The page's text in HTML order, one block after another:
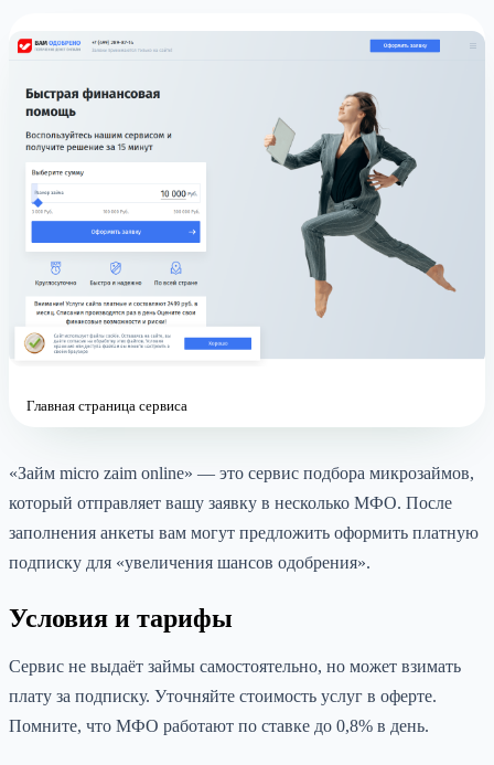
Главная страница сервиса
«Займ micro zaim online» — это сервис подбора микрозаймов,
который отправляет вашу заявку в несколько МФО. После
заполнения анкеты вам могут предложить оформить платную
подписку для «увеличения шансов одобрения».
Условия и тарифы
Сервис не выдаёт займы самостоятельно, но может взимать
плату за подписку. Уточняйте стоимость услуг в оферте.
Помните, что МФО работают по ставке до 0,8% в день.